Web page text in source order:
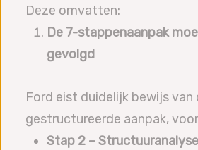
Deze omvatten:
De 7-stappenaanpak
gevolgd
Ford eist duidelijk bewijs van
gestructureerde aanpak,
Stap 2 – Structuuranalyse